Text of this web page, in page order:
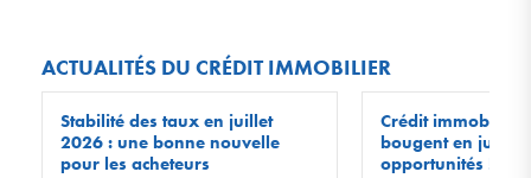
ACTUALITÉS DU CRÉDIT IMMOBILIER
Stabilité des taux en juillet
2026 : une bonne nouvelle
pour les acheteurs
Crédit immobilier
bougent en juin
opportunités !